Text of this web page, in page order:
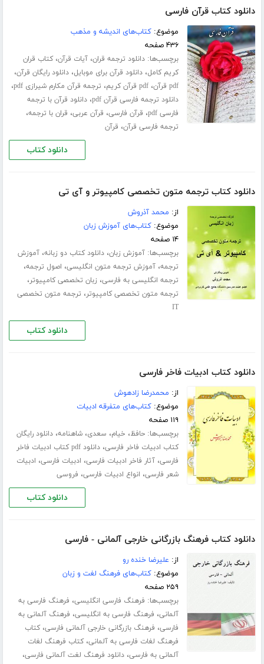
دانلود کتاب قرآن فارسی
موضوع:کتاب‌های اندیشه و مذهب
۴۳۶ صفحه
برچسب‌ها:دانلود ترجمه قران،آیات قرآن،کتاب قران
کریم کامل،دانلود قرآن برای موبایل،دانلود رایگان قرآن،
pdf قرآن ،pdf قرآن کریم ، ترجمه قرآن مکارم شیرازی pdf ،
دانلود ترجمه فارسی قرآن pdf ،دانلود قرآن با ترجمه
فارسی pdf
، قرآن فارسی، قرآن عربی، قران با ترجمه،
ترجمه فارسی قرآن، قرآن
دانلود کتاب
دانلود کتاب ترجمه متون تخصصی کامپیوتر و آی تی
از: محمد آذروش
موضوع:کتاب‌های آموزش زبان
۱۴ صفحه
برچسب‌ها:آموزش زبان،دانلود کتاب دو زبانه،آموزش
ترجمه،آموزش ترجمه متون انگلیسی، اصول ترجمه،
ترجمه انگلیسی به فارسی، زبان تخصصی کامپیوتر،
ترجمه متون تخصصی کامپیوتر، ترجمه متون تخصصی
IT
دانلود کتاب
دانلود کتاب ادبیات فاخر فارسی
از: محمدرضا زادهوش
موضوع:کتاب‌های متفرقه ادبیات
۱۱۹ صفحه
برچسب‌ها:حافظ، خیام، سعدی،شاهنامه،دانلود رایگان
کتاب ادبیات فاخر فارسی،
دانلود pdf کتاب ادبیات فاخر
فارسی،آثار فاخر ادبیات فارسی، ادبیات فارسی، ادبیات
شعر فارسی، انواع ادبیات فارسی، فروسی
دانلود کتاب
دانلود کتاب فرهنگ بازرگانی خارجی آلمانی - فارسی
از: علیرضا خنده رو
موضوع:کتاب‌های فرهنگ لغت و زبان
۲۵۹ صفحه
برچسب‌ها: فرهنگ فارسی انگلیسی، فرهنگ فارسی به
آلمانی، فرهنگ فارسی به انگلیسی، فرهنگ آلمانی به
فارسی، فرهنگ بازرگانی خارجی آلمانی فارسی،کتاب
فرهنگ لغات فارسی به آلمانی،کتاب فرهنگ لغات
آلمانی به فارسی،دانلود فرهنگ لغت آلمانی فارسی،